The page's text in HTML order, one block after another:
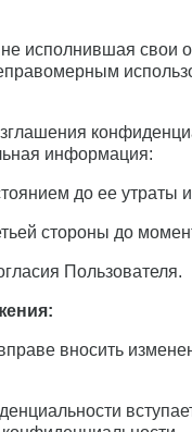
исполнившая свои
информация:
до ее утраты
стороны до
Пользователя.
вносить